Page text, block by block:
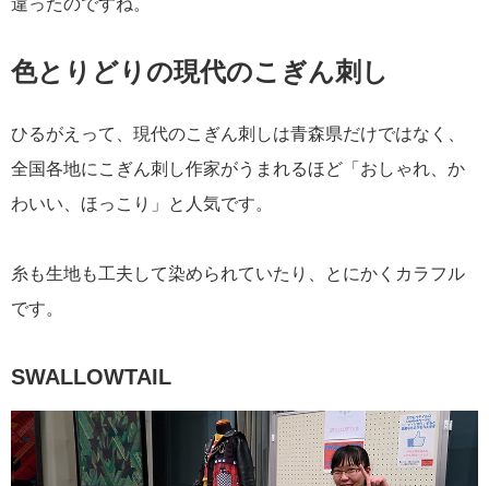
違ったのですね。
色とりどりの現代のこぎん刺し
ひるがえって、現代のこぎん刺しは青森県だけではなく、
全国各地にこぎん刺し作家がうまれるほど「おしゃれ、か
わいい、ほっこり」と人気です。
糸も生地も工夫して染められていたり、とにかくカラフル
です。
SWALLOWTAIL